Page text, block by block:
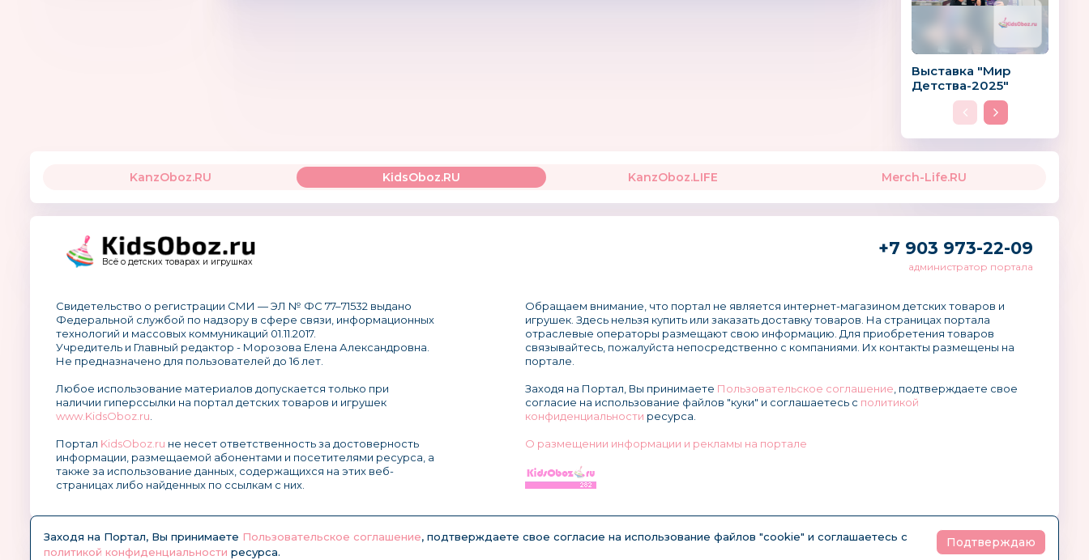
Выставка "Мир
Детства-2025"
KanzOboz.RU KidsOboz.RU KanzOboz.LIFE Merch-Life.RU
Всё о детских товарах и игрушках
+7 903 973-22-09
администратор портала
Свидетельство о регистрации СМИ — ЭЛ № ФС 77–71532 выдано
Федеральной службой по надзору в сфере связи, информационных
технологий и массовых коммуникаций 01.11.2017.
Учредитель и Главный редактор - Морозова Елена Александровна.
Не предназначено для пользователей до 16 лет.
Любое использование материалов допускается только при
наличии гиперссылки на портал детских товаров и игрушек
www.KidsOboz.ru
Портал KidsOboz.ru не несет ответственность за достоверность
информации, размещаемой абонентами и посетителями ресурса, а
также за использование данных, содержащихся на этих веб-
страницах либо найденных по ссылкам с них.
Обращаем внимание, что портал не является интернет-магазином детских товаров и
игрушек. Здесь нельзя купить или заказать доставку товаров. На страницах портала
отраслевые операторы размещают свою информацию. Для приобретения товаров
связывайтесь, пожалуйста непосредственно с компаниями. Их контакты размещены на
портале.
Заходя на Портал, Вы принимаете Пользовательское соглашение , подтверждаете свое
согласие на использование файлов "куки" и соглашаетесь с политикой
конфиденциальности ресурса.
О размещении информации и рекламы на портале
Заходя на Портал, Вы принимаете Пользовательское соглашение, подтверждаете свое согласие на использование файлов "cookie" и соглашаетесь с
политикой конфиденциальности ресурса.
Подтверждаю